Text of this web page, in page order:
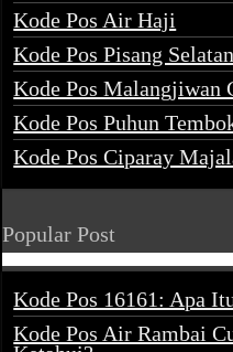
Kode Pos Air Haji
Kode Pos Pisang Selatan
Kode Pos Malangjiwan
Kode Pos Puhun
Kode Pos Ciparay
Popular Post
Kode Pos 16161: Apa
Kode Pos Air Rambai